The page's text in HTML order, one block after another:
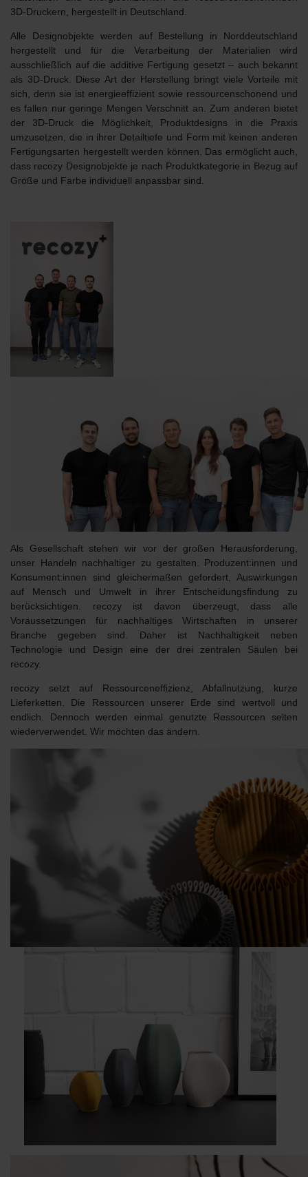
3D-Druckern, hergestellt in Deutschland
Alle Designobjekte werden auf Bestellung in Norddeutschland
hergestellt und für die Verarbeitung der Materialien wird
ausschließlich auf die additive Fertigung gesetzt – auch bekannt
als 3D-Druck. Diese Art der Herstellung bringt viele Vorteile mit
sich, denn sie ist energieeffizient sowie ressourcenschonend und
es fallen nur geringe Mengen Verschnitt an. Zum anderen bietet
der 3D-Druck die Möglichkeit, Produktdesigns in die Praxis
umzusetzen, die in ihrer Detailtiefe und Form mit keinen anderen
Fertigungsarten hergestellt werden können. Das ermöglicht auch,
dass recozy Designobjekte je nach Produktkategorie in Bezug auf
Größe und Farbe individuell anpassbar sind.
Als Gesellschaft stehen wir vor der großen Herausforderung,
unser Handeln nachhaltiger zu gestalten. Produzent:innen und
Konsument:innen sind gleichermaßen gefordert, Auswirkungen
auf Mensch und Umwelt in ihrer Entscheidungsfindung zu
berücksichtigen. recozy ist davon überzeugt, dass alle
Voraussetzungen für nachhaltiges Wirtschaften in unserer
Branche gegeben sind. Daher ist Nachhaltigkeit neben
Technologie und Design eine der drei zentralen Säulen bei
recozy.
recozy setzt auf Ressourceneffizienz, Abfallnutzung, kurze
Lieferketten. Die Ressourcen unserer Erde sind wertvoll und
endlich. Dennoch werden einmal genutzte Ressourcen selten
wiederverwendet. Wir möchten das ändern.